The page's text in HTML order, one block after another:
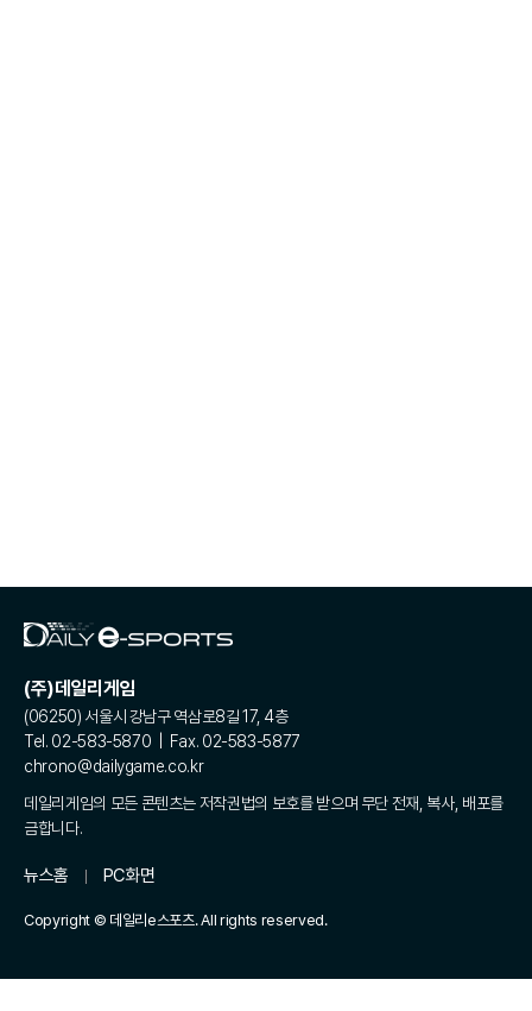
(주)데일리게임
(06250) 서울시 강남구 역삼로8길 17, 4층
Tel. 02-583-5870 | Fax. 02-583-5877
chrono@dailygame.co.kr
데일리게임의 모든 콘텐츠는 저작권법의 보호를 받으며 무단 전재, 복사, 배포를
금합니다.
뉴스홈 PC화면
Copyright © 데일리e스포츠. All rights reserved.